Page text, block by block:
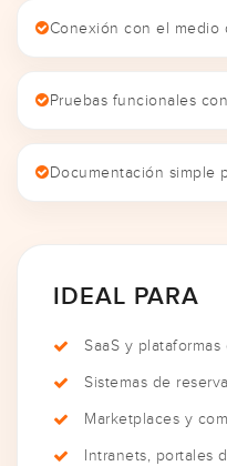
Conexión con el medio
Pruebas funcionales
Documentación simple
IDEAL PARA
SaaS y plataformas
Sistemas de
Marketplaces y
Intranets, portales